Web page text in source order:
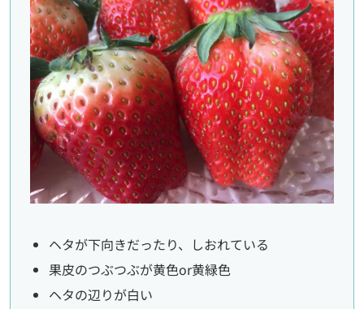
ヘタが下向きだったり、しおれている
果皮のつぶつぶが黄色or黄緑色
ヘタの辺りが白い